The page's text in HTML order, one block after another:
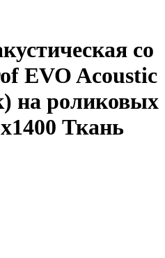
со
EVO Acoustic
на роликовых
Ткань